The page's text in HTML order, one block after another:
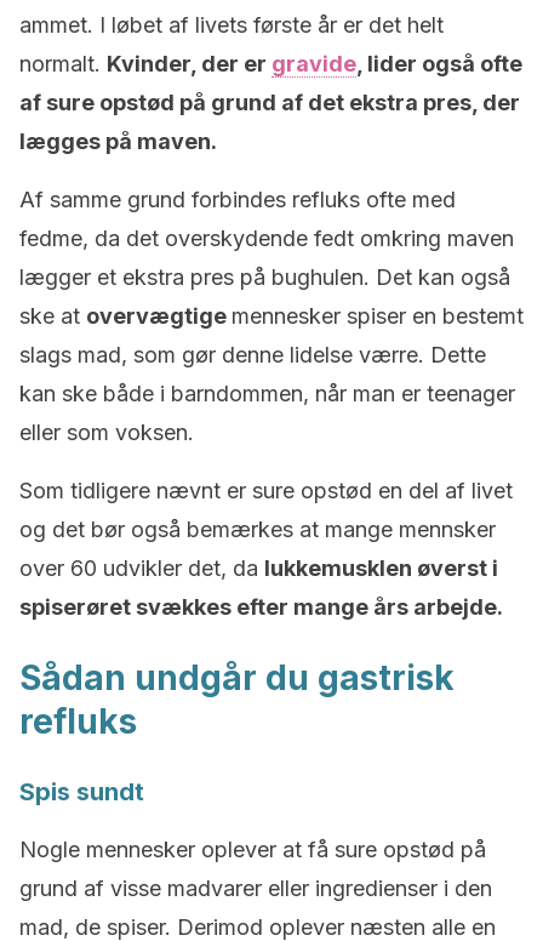
ammet. I løbet af livets første år er det helt
normalt. Kvinder, der er gravide , lider også ofte
af sure opstød på grund af det ekstra pres, der
lægges på maven.
Af samme grund forbindes refluks ofte med
fedme, da det overskydende fedt omkring maven
lægger et ekstra pres på bughulen. Det kan også
ske at overvægtige mennesker spiser en bestemt
slags mad, som gør denne lidelse værre. Dette
kan ske både i barndommen, når man er teenager
eller som voksen.
Som tidligere nævnt er sure opstød en del af livet
og det bør også bemærkes at mange mennsker
over 60 udvikler det, da lukkemusklen øverst i
spiserøret svækkes efter mange års arbejde.
Sådan undgår du gastrisk
refluks
Spis sundt
Nogle mennesker oplever at få sure opstød på
grund af visse madvarer eller ingredienser i den
mad, de spiser. Derimod oplever næsten alle en